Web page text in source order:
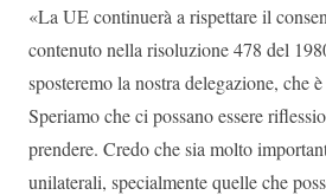
«La UE continuerà a rispettare il
contenuto nella risoluzione 478 del
sposteremo la nostra delegazione, che
Speriamo che ci possano essere
prendere. Credo che sia molto
unilaterali, specialmente quelle che